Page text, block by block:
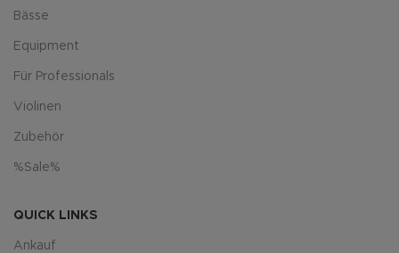
Bässe
Equipment
Für Professionals
Violinen
Zubehör
%Sale%
QUICK LINKS
Ankauf